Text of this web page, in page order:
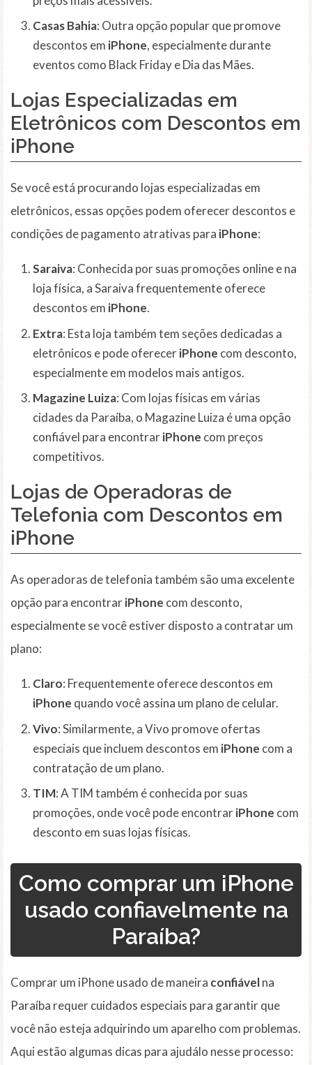
Casas Bahia: Outra opção popular que promove
descontos em iPhone, especialmente durante
eventos como Black Friday e Dia das Mães.
Lojas Especializadas em
Eletrônicos com Descontos em
iPhone
Se você está procurando lojas especializadas em
eletrônicos, essas opções podem oferecer descontos e
condições de pagamento atrativas para iPhone:
Saraiva: Conhecida por suas promoções online e na
loja física, a Saraiva frequentemente oferece
descontos em iPhone.
Extra: Esta loja também tem seções dedicadas a
eletrônicos e pode ofereceriPhone com desconto,
especialmente em modelos mais antigos.
Magazine Luiza: Com lojas físicas em várias
cidades da Paraíba, o Magazine Luiza é uma opção
confiável para encontrariPhone com preços
competitivos.
Lojas de Operadoras de
Telefonia com Descontos em
iPhone
As operadoras de telefonia também são uma excelente
opção para encontrariPhone com desconto,
especialmente se você estiver disposto a contratar um
plano:
Claro: Frequentemente oferece descontos em
iPhone quando você assina um plano de celular.
Vivo: Similarmente, a Vivo promove ofertas
especiais que incluem descontos em iPhone com a
contratação de um plano.
TIM: A TIM também é conhecida por suas
promoções, onde você pode encontrariPhone com
desconto em suas lojas físicas.
Como comprar um iPhone
usado confiavelmente na
Paraíba?
Comprar um iPhone usado de maneira confiávelna
Paraíba requer cuidados especiais para garantir que
você não esteja adquirindo um aparelho com problemas.
Aqui estão algumas dicas para ajudálo nesse processo: